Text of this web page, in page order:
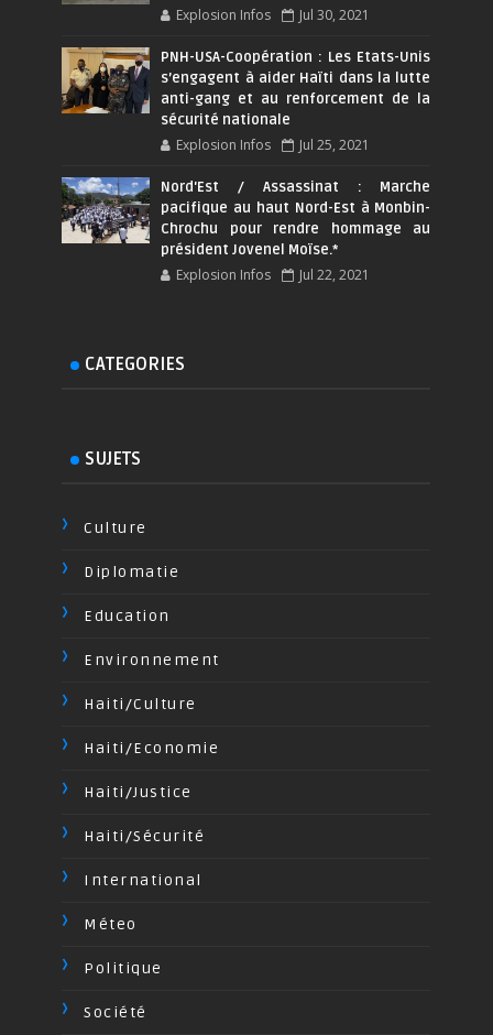
Explosion Infos Jul 30, 2021
PNH-USA-Coopération : Les Etats-Unis
s’engagent à aider Haïti dans la lutte
anti-gang et au renforcement de la
sécurité nationale
Explosion Infos Jul 25, 2021
Nord'Est / Assassinat : Marche
pacifique au haut Nord-Est à Monbin-
Chrochu pour rendre hommage au
président Jovenel Moïse.*
Explosion Infos Jul 22, 2021
CATEGORIES
SUJETS
Culture
Diplomatie
Education
Environnement
Haiti/Culture
Haiti/Economie
Haiti/Justice
Haiti/Sécurité
International
Méteo
Politique
Société